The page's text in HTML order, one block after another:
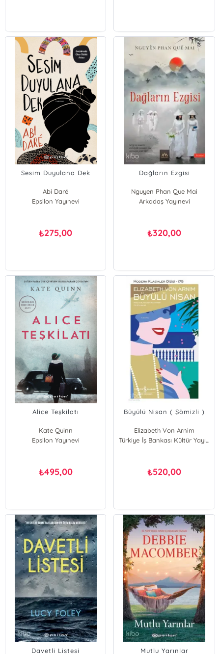
Sesim Duyulana Dek
Abi Daré
Epsilon Yayınevi
₺275,00
Dağların Ezgisi
Nguyen Phan Que Mai
Arkadaş Yayınevi
₺320,00
Alice Teşkilatı
Kate Quinn
Epsilon Yayınevi
₺495,00
Büyülü Nisan ( Şömizli )
Elizabeth Von Arnim
Türkiye İş Bankası Kültür Yayınları
₺520,00
Davetli Listesi Mutlu Yarınlar